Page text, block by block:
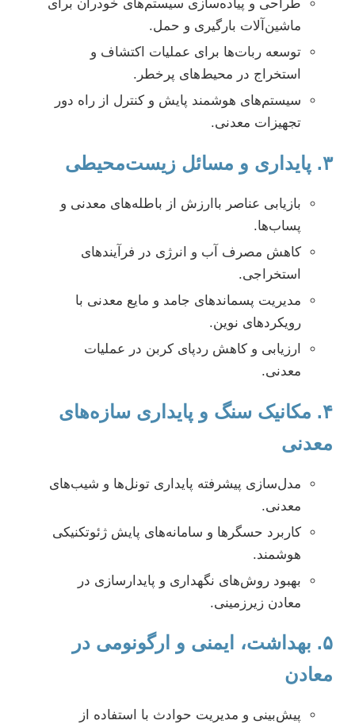
طراحی و پیاده‌سازی سیستم‌های خودران برای
ماشین‌آلات بارگیری و حمل.
توسعه ربات‌ها برای عملیات اکتشاف و
استخراج در محیط‌های پرخطر.
سیستم‌های هوشمند پایش و کنترل از راه دور
تجهیزات معدنی.
۳. پایداری و مسائل زیست‌محیطی
بازیابی عناصر باارزش از باطله‌های معدنی و
پساب‌ها.
کاهش مصرف آب و انرژی در فرآیندهای
استخراجی.
مدیریت پسماندهای جامد و مایع معدنی با
رویکردهای نوین.
ارزیابی و کاهش ردپای کربن در عملیات
معدنی.
۴. مکانیک سنگ و پایداری سازه‌های
معدنی
مدل‌سازی پیشرفته پایداری تونل‌ها و شیب‌های
معدنی.
کاربرد حسگرها و سامانه‌های پایش ژئوتکنیکی
هوشمند.
بهبود روش‌های نگهداری و پایدارسازی در
معادن زیرزمینی.
۵. بهداشت، ایمنی و ارگونومی در
معادن
پیش‌بینی و مدیریت حوادث با استفاده از